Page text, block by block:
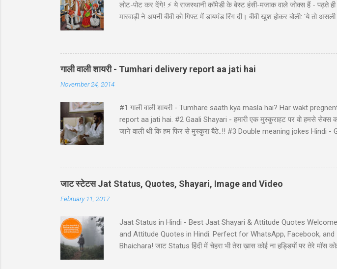
लोट-पोट कर देंगे! ⚡ ये राजस्थानी कॉमेडी के बेस्ट हंसी-मजाक वाले जोक्स हैं - पढ़ते
मारवाड़ी ने अपनी बीवी को गिफ्ट में डायमंड रिंग दी। बीवी खुश होकर बोली: 'ये तो
गाड़ी ₹5,000 में बेच दी! पापा: पर वो तो ₹50,000 की थी! बेटा: हां पापा, इसीलिए तो
पत्नी को ₹5000 दिए और कहा: 'प्रिये, इन पैसों से खुद के लिए कुछ खरीद...
गाली वाली शायरी - Tumhari delivery report aa jati hai
November 24, 2014
#1 गाली वाली शायरी - Tumhare saath kya masla hai? Har wakt
report aa jati hai. #2 Gaali Shayari - हमारी एक मुस्कुराहट पर वो हमसे सेक्स
जाने वाली थी कि हम फिर से मुस्कुरा बैठे..!! #3 Double meaning jokes
Hindi - Divorse ke baad husband: "bacha mera hai" Wife: wah ji
pura panir tera....chal nikal. #5 Gali Shayari - तुम आरजू तो करो मोहब्बत की,
नहीं कि… कमरे का जुगाड़ भी ना कर सकें! #6 Gali wali shayari - Ishq k
जाट स्टेटस Jat Status, Quotes, Shayari, Image and Video
February 11, 2017
Jaat Status in Hindi - Best Jaat Shayari & Attitude Quotes
and Attitude Quotes in Hindi. Perfect for WhatsApp, Facebook,
Bhaichara! जाट Status हिंदी में चेहरा भी तेरा ख़ास कोई ना हड्डियों पर तेरे मॉस